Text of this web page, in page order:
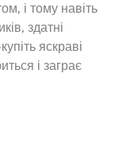
і тому навіть
здатні
яскраві
і заграє